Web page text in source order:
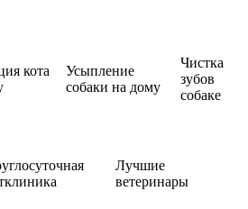
кота
Усыпление
собаки на дому
Чистка
зубов
собаке
Лучшие
ветеринары